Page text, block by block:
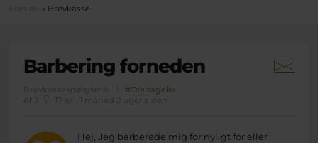
Du er her
» Brevkasse
Barbering forneden
Brevkassespørgsmål
#Teenageliv
Af J
Hej, Jeg barberede mig for nyligt for aller